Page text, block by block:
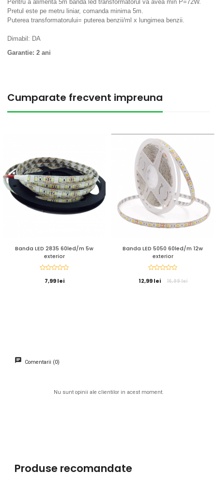
Pentru a alimenta 5m banda led transformatorul va avea min P=72W.
Pretul este pe metru liniar, comanda minima 5m.
Puterea transformatorului= puterea benzii/ml x lungimea benzii.
Dimabil: DA
Garantie: 2 ani
Cumparate frecvent impreuna
Banda LED 2835 60led/m 5w
exterior
7,99 lei
Banda LED 5050 60led/m 12w
exterior
12,99 lei 16,99 lei
Comentarii (0)
Nu sunt opinii ale clientilor in acest moment.
Produse recomandate